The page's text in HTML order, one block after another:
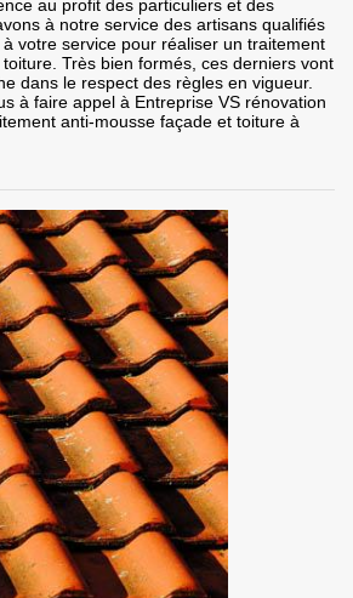
au profit des particuliers et des
à notre service des artisans qualifiés
votre service pour réaliser un traitement
Très bien formés, ces derniers vont
dans le respect des règles en vigueur.
à faire appel à Entreprise VS rénovation
anti-mousse façade et toiture à